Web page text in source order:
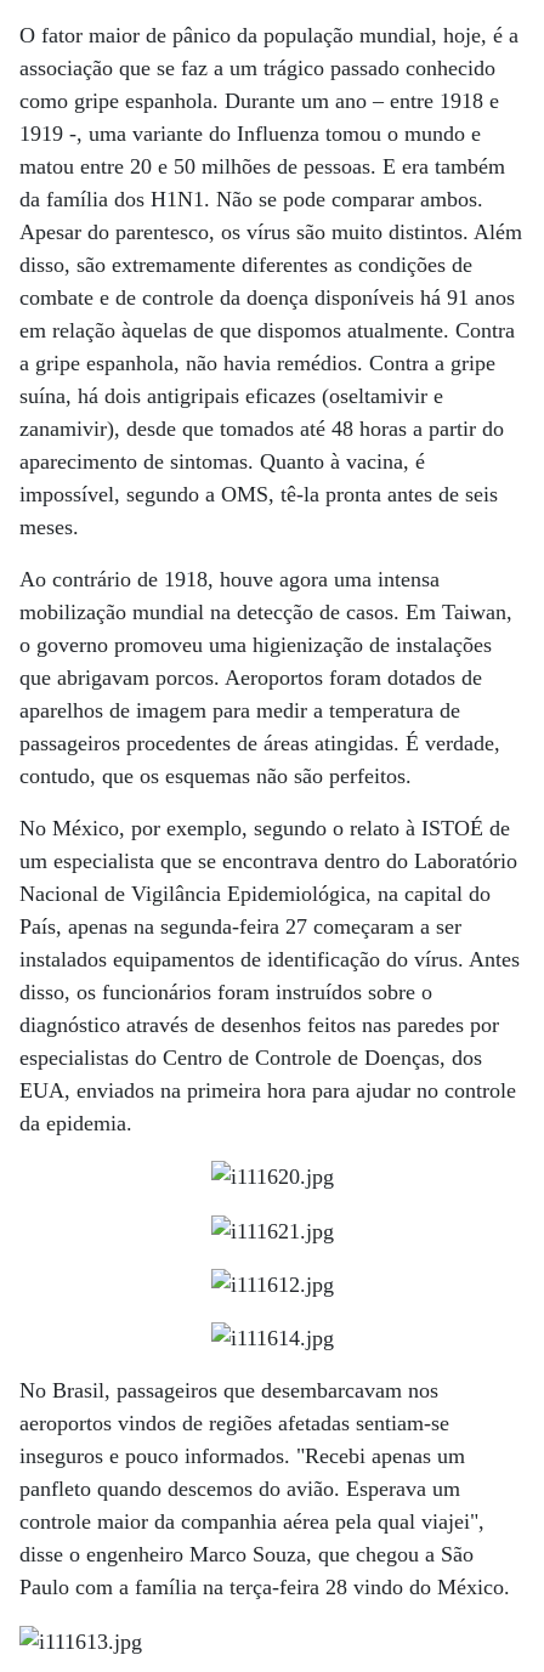
O fator maior de pânico da população mundial, hoje, é a
associação que se faz a um trágico passado conhecido
como gripe espanhola. Durante um ano – entre 1918 e
1919 -, uma variante do Influenza tomou o mundo e
matou entre 20 e 50 milhões de pessoas. E era também
da família dos H1N1. Não se pode comparar ambos.
Apesar do parentesco, os vírus são muito distintos. Além
disso, são extremamente diferentes as condições de
combate e de controle da doença disponíveis há 91 anos
em relação àquelas de que dispomos atualmente. Contra
a gripe espanhola, não havia remédios. Contra a gripe
suína, há dois antigripais eficazes (oseltamivir e
zanamivir), desde que tomados até 48 horas a partir do
aparecimento de sintomas. Quanto à vacina, é
impossível, segundo a OMS, tê-la pronta antes de seis
meses.
Ao contrário de 1918, houve agora uma intensa
mobilização mundial na detecção de casos. Em Taiwan,
o governo promoveu uma higienização de instalações
que abrigavam porcos. Aeroportos foram dotados de
aparelhos de imagem para medir a temperatura de
passageiros procedentes de áreas atingidas. É verdade,
contudo, que os esquemas não são perfeitos.
No México, por exemplo, segundo o relato à ISTOÉ de
um especialista que se encontrava dentro do Laboratório
Nacional de Vigilância Epidemiológica, na capital do
País, apenas na segunda-feira 27 começaram a ser
instalados equipamentos de identificação do vírus. Antes
disso, os funcionários foram instruídos sobre o
diagnóstico através de desenhos feitos nas paredes por
especialistas do Centro de Controle de Doenças, dos
EUA, enviados na primeira hora para ajudar no controle
da epidemia.
No Brasil, passageiros que desembarcavam nos
aeroportos vindos de regiões afetadas sentiam-se
inseguros e pouco informados. "Recebi apenas um
panfleto quando descemos do avião. Esperava um
controle maior da companhia aérea pela qual viajei",
disse o engenheiro Marco Souza, que chegou a São
Paulo com a família na terça-feira 28 vindo do México.